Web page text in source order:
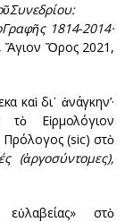
Συνεδρίου:
Γραφῆς1814-2014·
Ἅγιον Ὄρος 2021,
καὶ δι᾽ ἀνάγκην’·
Εἱρμολόγιον
(sic) στὸ
(ἀργοσύντομες),
στὸ